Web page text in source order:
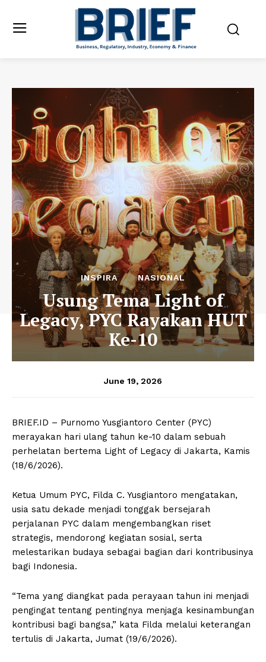
INSPIRA NASIONAL
Usung Tema Light of
Legacy, PYC Rayakan HUT
Ke-10
June 19, 2026
BRIEF.ID – Purnomo Yusgiantoro Center (PYC)
merayakan hari ulang tahun ke-10 dalam sebuah
perhelatan bertema Light of Legacy di Jakarta, Kamis
(18/6/2026).
Ketua Umum PYC, Filda C. Yusgiantoro mengatakan,
usia satu dekade menjadi tonggak bersejarah
perjalanan PYC dalam mengembangkan riset
strategis, mendorong kegiatan sosial, serta
melestarikan budaya sebagai bagian dari kontribusinya
bagi Indonesia.
“Tema yang diangkat pada perayaan tahun ini menjadi
pengingat tentang pentingnya menjaga kesinambungan
kontribusi bagi bangsa,” kata Filda melalui keterangan
tertulis di Jakarta, Jumat (19/6/2026).